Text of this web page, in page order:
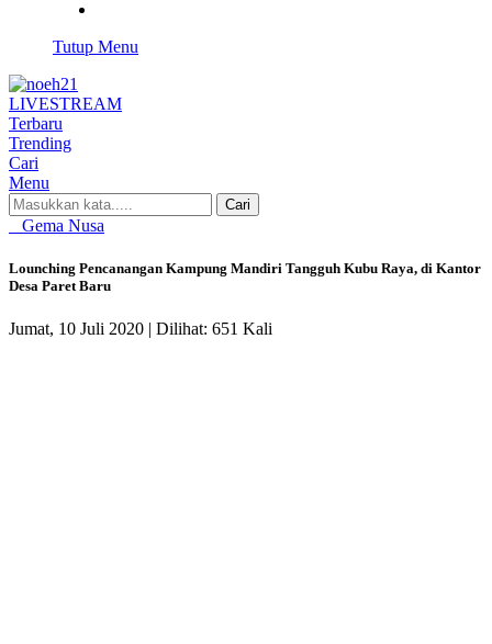
Tutup Menu
LIVESTREAM
Terbaru
Trending
Cari
Menu
Cari
Gema Nusa
Lounching Pencanangan Kampung Mandiri Tangguh Kubu Raya, di Kantor
Desa Paret Baru
Jumat, 10 Juli 2020 | Dilihat: 651 Kali